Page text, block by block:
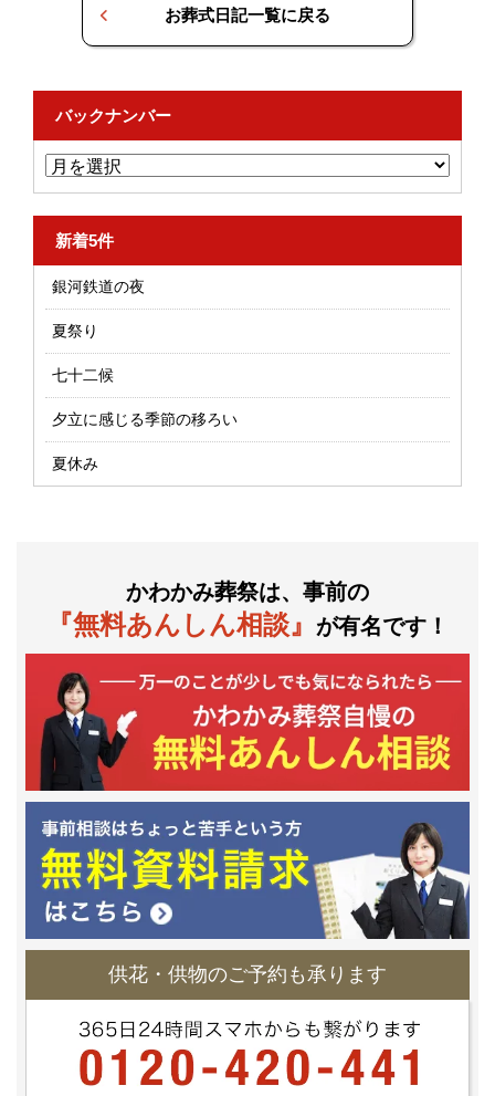
お葬式日記一覧に戻る
バックナンバー
新着5件
銀河鉄道の夜
夏祭り
七十二候
夕立に感じる季節の移ろい
夏休み
かわかみ葬祭は、事前の
『無料あんしん相談』 が有名です！
供花・供物のご予約も承ります